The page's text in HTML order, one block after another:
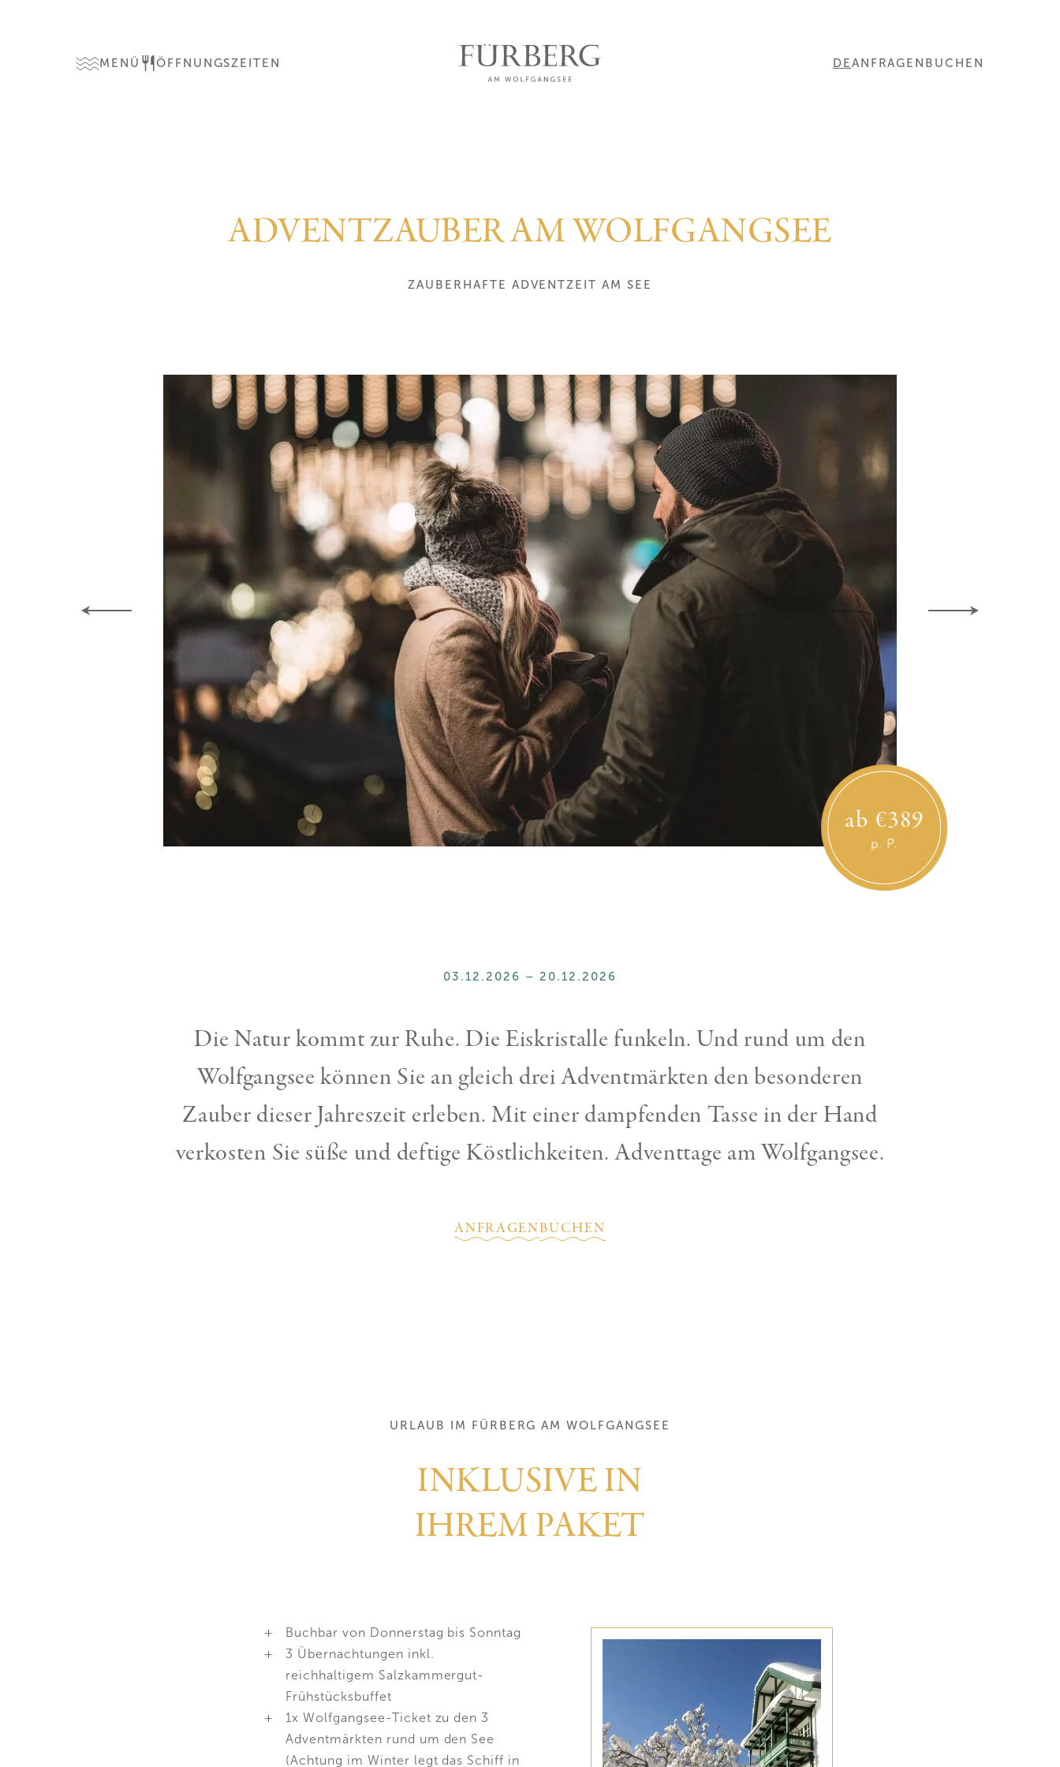
MENÜ ÖFFNUNGSZEITEN DEANFRAGEN BUCHEN
Gastgeber Geschichte
Lage & Anreise
Zimmer & Suiten
Zimmer & Preise
ZAUBERHAFTE ADVENTZEIT AM SEE
ADVENTZAUBER AM WOLFGANGSEE
ab €389
p. P.
03.12.2026 – 20.12.2026
Die Natur kommt zur Ruhe. Die Eiskristalle funkeln. Und rund um den
Wolfgangsee können Sie an gleich drei Adventmärkten den besonderen
Zauber dieser Jahreszeit erleben. Mit einer dampfenden Tasse in der Hand
verkosten Sie süße und deftige Köstlichkeiten. Adventtage am Wolfgangsee.
ANFRAGENBUCHEN
URLAUB IM FÜRBERG AM WOLFGANGSEE
INKLUSIVE IN
IHREM PAKET
Buchbar von Donnerstag bis Sonntag
3 Übernachtungen inkl.
reichhaltigem Salzkammergut-
Frühstücksbuffet
1x Wolfgangsee-Ticket zu den 3
Adventmärkten rund um den See
(Achtung im Winter legt das Schiff in